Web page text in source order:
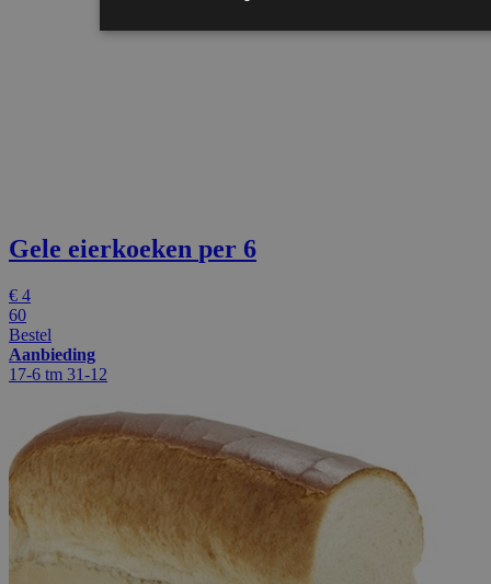
Gele eierkoeken per 6
€ 4
60
Bestel
Aanbieding
17-6 tm 31-12